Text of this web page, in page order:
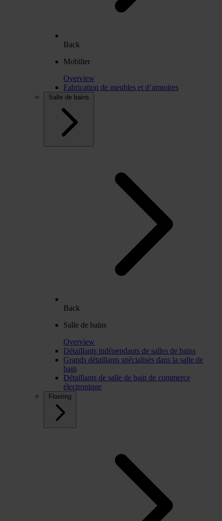
Back
Mobilier
Overview
Fabrication de meubles et d’armoires
Salle de bains
Back
Salle de bains
Overview
Détaillants indépendants de salles de bains
Grands détaillants spécialisés dans la salle de
bain
Détaillants de salle de bain de commerce
électronique
Flooring